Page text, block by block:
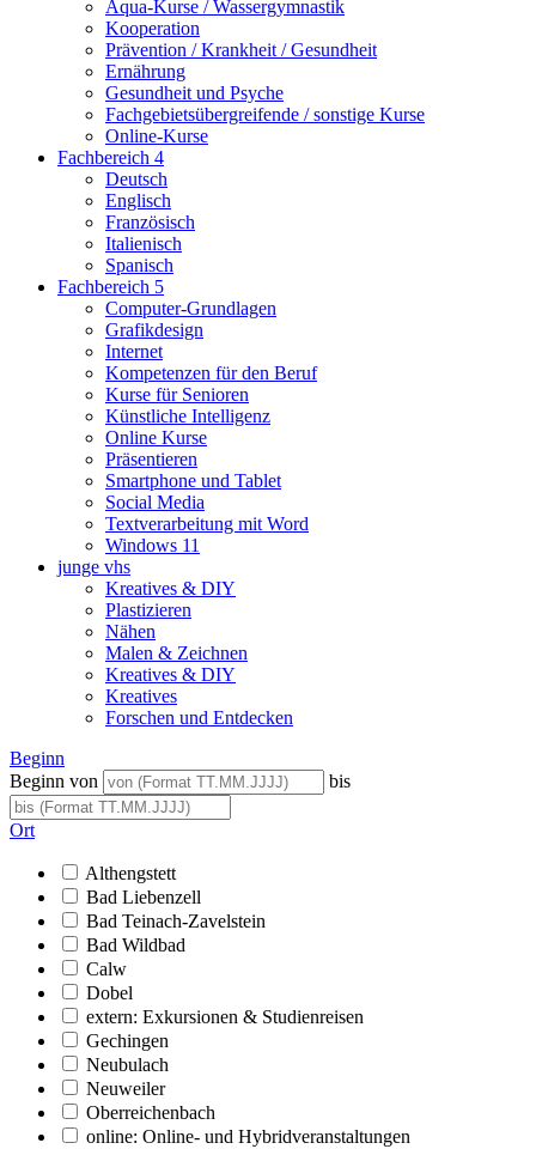
Aqua-Kurse / Wassergymnastik
Kooperation
Prävention / Krankheit / Gesundheit
Ernährung
Gesundheit und Psyche
Fachgebietsübergreifende / sonstige Kurse
Online-Kurse
Fachbereich 4
Deutsch
Englisch
Französisch
Italienisch
Spanisch
Fachbereich 5
Computer-Grundlagen
Grafikdesign
Internet
Kompetenzen für den Beruf
Kurse für Senioren
Künstliche Intelligenz
Online Kurse
Präsentieren
Smartphone und Tablet
Social Media
Textverarbeitung mit Word
Windows 11
junge vhs
Kreatives & DIY
Plastizieren
Nähen
Malen & Zeichnen
Kreatives & DIY
Kreatives
Forschen und Entdecken
Beginn
Beginn von
bis
Ort
Althengstett
Bad Liebenzell
Bad Teinach-Zavelstein
Bad Wildbad
Calw
Dobel
extern: Exkursionen & Studienreisen
Gechingen
Neubulach
Neuweiler
Oberreichenbach
online: Online- und Hybridveranstaltungen